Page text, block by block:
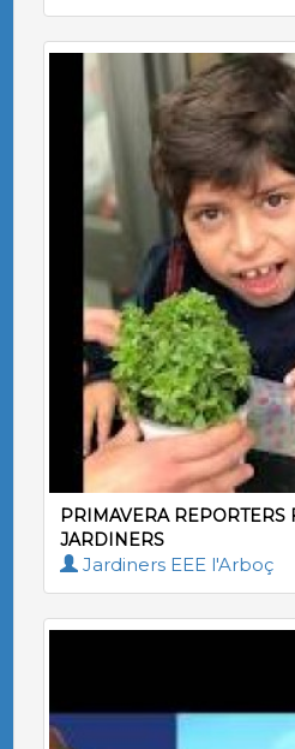
PRIMAVERA REPORTERS
JARDINERS
Jardiners EEE l'Arboç